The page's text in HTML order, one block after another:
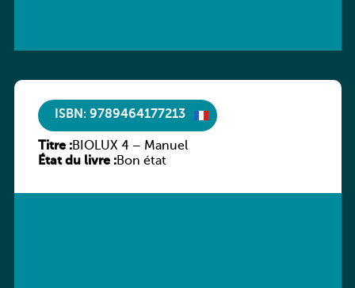
ISBN: 9789464177213
Titre :BIOLUX 4 – Manuel
État du livre :Bon état